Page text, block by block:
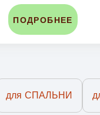
ПОДРОБНЕЕ
для СПАЛЬНИ